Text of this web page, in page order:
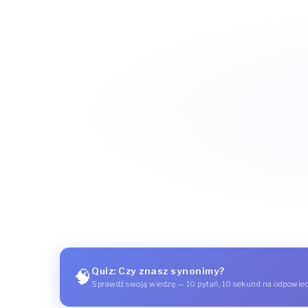
🧠 Quiz: Czy znasz synonimy?
Sprawdź swoją wiedzę — 10 pytań, 10 sekund na